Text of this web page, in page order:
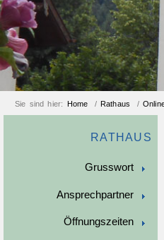
Sie sind hier: Home / Rathaus /
RATHAUS
Grusswort
Ansprechpartner
Öffnungszeiten